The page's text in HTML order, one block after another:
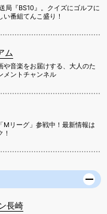
局『BS10』。クイズにゴルフに
番組てんこ盛り！
ム
や音楽をお届けする、大人のた
メントチャンネル
Mリーグ」参戦中！最新情報は
長崎